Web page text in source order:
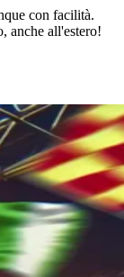
con facilità.
anche all'estero!